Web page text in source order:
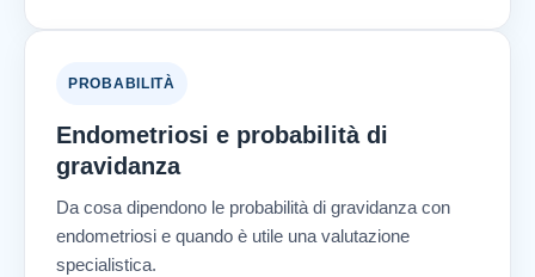
PROBABILITÀ
Endometriosi e probabilità di
gravidanza
Da cosa dipendono le probabilità di gravidanza con
endometriosi e quando è utile una valutazione
specialistica.